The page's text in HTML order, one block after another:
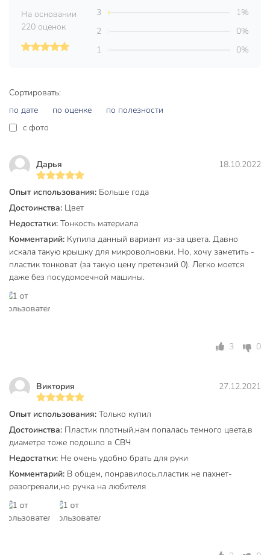
Сортировать:
по дате
по оценке
по полезности
c фото
Дарья 18.10.2022
Опыт использования: Больше года
Достоинства: Цвет
Недостатки: Тонкость материала
Комментарий: Купила данный вариант из-за цвета. Давно
искала такую крышку для микроволновки. Но, хочу заметить -
пластик тонковат (за такую цену претензий 0). Легко моется
даже без посудомоечной машины.
3 0
Виктория 27.12.2021
Опыт использования: Только купил
Достоинства: Пластик плотный,нам попалась темного цвета,в
диаметре тоже подошло в СВЧ
Недостатки: Не очень удобно брать для руки
Комментарий: В общем, понравилось,пластик не пахнет-
разогревали,но ручка на любителя
На основании
220 оценок
3
1%
2
0%
1
0%